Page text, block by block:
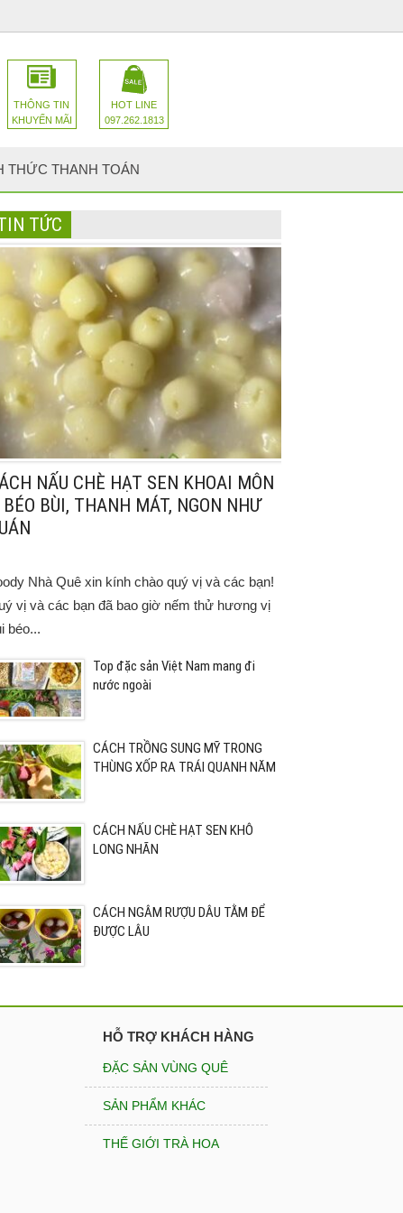
THÔNG TIN
KHUYẾN MÃI
HOT LINE
097.262.1813
THỨC THANH TOÁN
TỨC
NẤU CHÈ HẠT SEN KHOAI MÔN
BÙI, THANH MÁT, NGON NHƯ
Nhà Quê xin kính chào quý vị và các bạn!
vị và các bạn đã bao giờ nếm thử hương vị
béo...
Top đặc sản Việt Nam mang đi
nước ngoài
CÁCH TRỒNG SUNG MỸ TRONG
THÙNG XỐP RA TRÁI QUANH NĂM
CÁCH NẤU CHÈ HẠT SEN KHÔ
LONG NHÃN
CÁCH NGÂM RƯỢU DÂU TẰM ĐỂ
ĐƯỢC LÂU
HỖ TRỢ KHÁCH HÀNG
ĐẶC SẢN VÙNG QUÊ
SẢN PHẨM KHÁC
THẾ GIỚI TRÀ HOA